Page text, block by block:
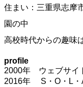
住まい：三重県志摩
園の中
高校時代からの趣味
profile
2000年 ウェブサイ
2016年 S・O・L